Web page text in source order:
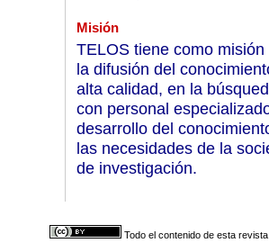
Misión
TELOS tiene como
la difusión del
alta calidad, en la
con personal
desarrollo del
las necesidades de la
de investigación.
Todo el contenido de esta